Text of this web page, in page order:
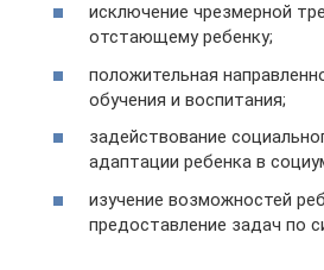
исключение чрезмерной
отстающему ребенку;
положительная
обучения и воспитания;
задействование
адаптации ребенка в
изучение возможностей
предоставление задач по